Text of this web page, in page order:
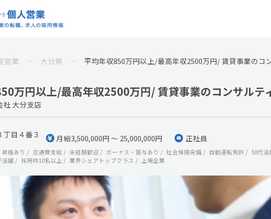
営業 大分県 平均年収850万円以上/最高年収2500万円/ 賃貸事業のコ
万円以上/最高年収2500万円/ 賃貸事業のコンサルテ
社 大分支店
丁目４番３ 月給3,500,000円 ～ 25,000,000円 正社員
格あり 交通費支給 未経験歓迎 ボーナス・賞与あり 社会保険完備 自動運転免許
50代活
活躍 採用枠10名以上 業界シェアトップクラス 上場企業